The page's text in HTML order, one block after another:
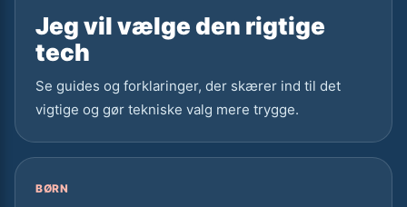
Jeg vil vælge den rigtige
tech
Se guides og forklaringer, der skærer ind til det
vigtige og gør tekniske valg mere trygge.
BØRN